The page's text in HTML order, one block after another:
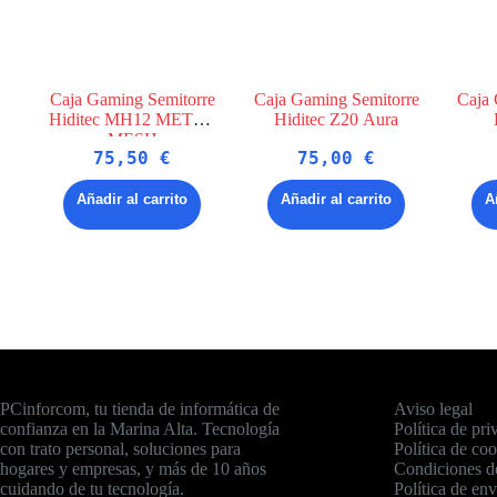
Caja Gaming Semitorre
Hiditec MH12 METAL
MESH
75,50€
Añadir al carrito
Caja Gaming Semitorre
Hiditec Z20 Aura
75,00€
Añadir al carrito
Caja
PCinforcom, tu tienda de informática de
confianza en la Marina Alta. Tecnología
con trato personal, soluciones para
hogares y empresas, y más de 10 años
cuidando de tu tecnología.
Aviso legal
Política de
Política de
Condiciones
Política de